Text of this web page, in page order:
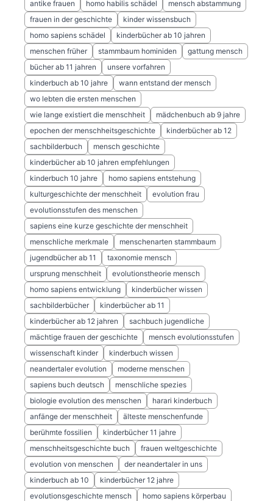
antike frauen homo habilis schädel
mensch abstammung
frauen in der geschichte
kinder wissensbuch
homo sapiens schädel
kinderbücher ab 10 jahren
menschen früher
stammbaum hominiden
gattung mensch
bücher ab 11 jahren
unsere vorfahren
kinderbuch ab 10 jahre
wann entstand der mensch
wo lebten die ersten menschen
wie lange existiert die menschheit
mädchenbuch ab 9 jahre
epochen der menschheitsgeschichte
kinderbücher ab 12
sachbilderbuch
mensch geschichte
kinderbücher ab 10 jahren empfehlungen
kinderbuch 10 jahre
homo sapiens entstehung
kulturgeschichte der menschheit
evolution frau
evolutionsstufen des menschen
sapiens eine kurze geschichte der menschheit
menschliche merkmale
menschenarten stammbaum
jugendbücher ab 11
taxonomie mensch
ursprung menschheit
evolutionstheorie mensch
homo sapiens entwicklung
kinderbücher wissen
sachbilderbücher
kinderbücher ab 11
kinderbücher ab 12 jahren
sachbuch jugendliche
mächtige frauen der geschichte
mensch evolutionsstufen
wissenschaft kinder
kinderbuch wissen
neandertaler evolution
moderne menschen
sapiens buch deutsch
menschliche spezies
biologie evolution des menschen
harari kinderbuch
anfänge der menschheit
älteste menschenfunde
berühmte fossilien
kinderbücher 11 jahre
menschheitsgeschichte buch
frauen weltgeschichte
evolution von menschen
der neandertaler in uns
kinderbuch ab 10
kinderbücher 12 jahre
evolutionsgeschichte mensch
homo sapiens körperbau